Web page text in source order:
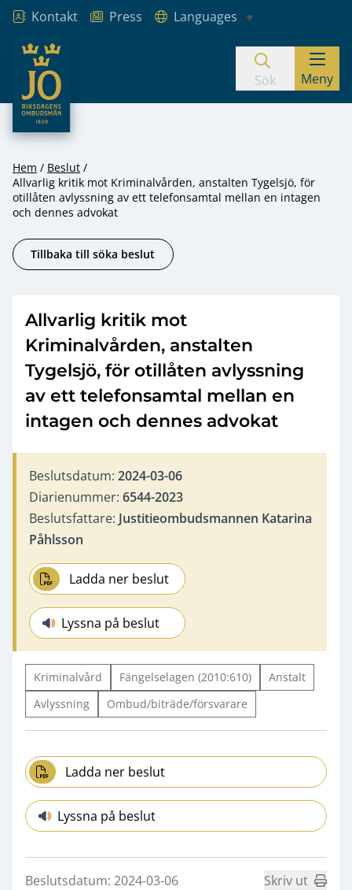
Hoppa till innehåll
Kontakt Press
Languages
JO – Riksdagens Ombudsmän
Sök Meny
Hem
Beslut
Allvarlig kritik mot Kriminalvården, anstalten Tygelsjö, för
otillåten avlyssning av ett telefonsamtal mellan en intagen
och dennes advokat
Tillbaka till söka beslut
Allvarlig kritik mot
Kriminalvården, anstalten
Tygelsjö, för otillåten avlyssning
av ett telefonsamtal mellan en
intagen och dennes advokat
Beslutsdatum: 2024-03-06
Diarienummer: 6544-2023
Beslutsfattare: Justitieombudsmannen Katarina
Påhlsson
Ladda ner beslut
Lyssna på beslut
Kriminalvård Fängelselagen (2010:610)
Anstalt
Avlyssning
Ombud/biträde/försvarare
Ladda ner beslut
Lyssna på beslut
Beslutsdatum: 2024-03-06 Skriv ut